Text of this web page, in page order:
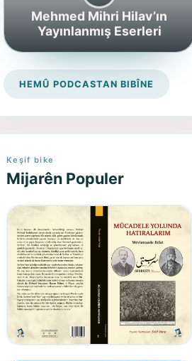
Mehmed Mihri Hilav’ın
Yayınlanmış Eserleri
HEMÛ PODCASTAN BIBÎNE
Keşif bike
Mijarên Populer